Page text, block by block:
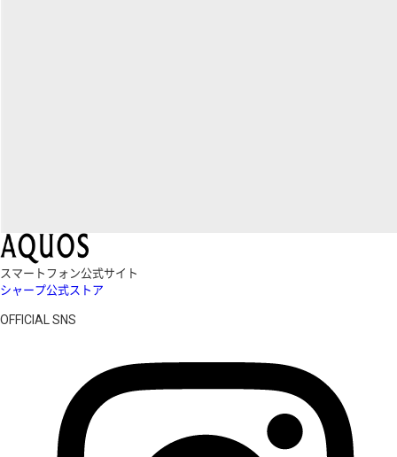
スマートフォン公式サイト
シャープ公式ストア
OFFICIAL SNS